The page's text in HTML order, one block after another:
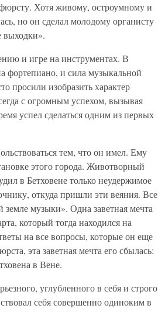
Хотя живому, остроумному и
но он сделал молодому органисту
выходки».
и игре на инструментах. В
фортепиано, и сила музыкальной
просили изобразить характер
с огромным успехом, вызывая
успел сделаться одним из первых
тем, что он имел. Ему
этого города. Животворный
в Бетховене только неудержимое
откуда пришли эти веяния. Все
музыки». Одна заветная мечта
который тогда находился на
на все вопросы, которые он еще
эта заветная мечта его сбылась:
в Вене.
углубленного в себя и строго
себя совершенно одиноким в